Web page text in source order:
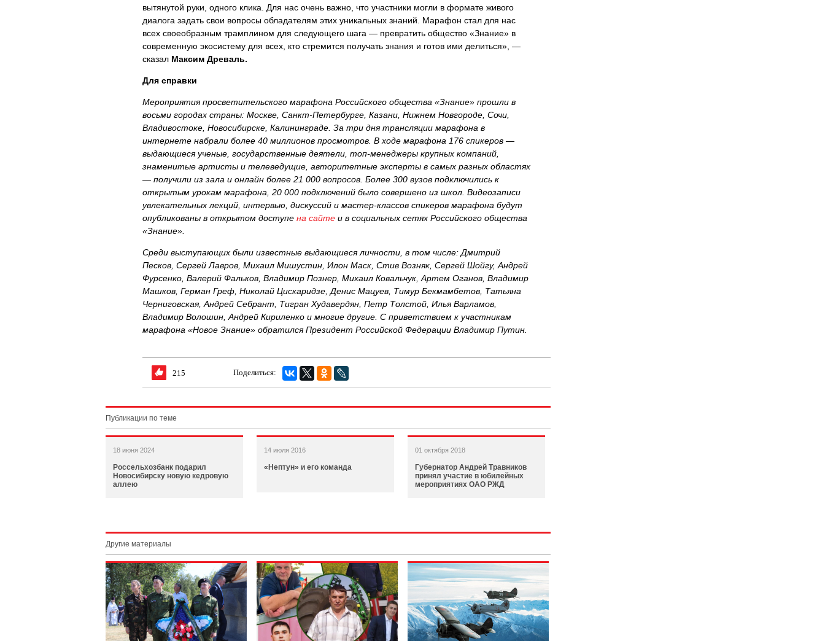
вытянутой руки, одного клика. Для нас очень важно, что участники могли в формате живого
диалога задать свои вопросы обладателям этих уникальных знаний. Марафон стал для нас
всех своеобразным трамплином для следующего шага — превратить общество «Знание» в
современную экосистему для всех, кто стремится получать знания и готов ими делиться», —
сказал Максим Древаль.
Для справки
Мероприятия просветительского марафона Российского общества «Знание» прошли в
восьми городах страны: Москве, Санкт-Петербурге, Казани, Нижнем Новгороде, Сочи,
Владивостоке, Новосибирске, Калининграде. За три дня трансляции марафона в
интернете набрали более 40 миллионов просмотров. В ходе марафона 176 спикеров —
выдающиеся ученые, государственные деятели, топ-менеджеры крупных компаний,
знаменитые артисты и телеведущие, авторитетные эксперты в самых разных областях
— получили из зала и онлайн более 21 000 вопросов. Более 300 вузов подключились к
открытым урокам марафона, 20 000 подключений было совершено из школ. Видеозаписи
увлекательных лекций, интервью, дискуссий и мастер-классов спикеров марафона будут
опубликованы в открытом доступе на сайте и в социальных сетях Российского общества
«Знание».
Среди выступающих были известные выдающиеся личности, в том числе: Дмитрий
Песков, Сергей Лавров, Михаил Мишустин, Илон Маск, Стив Возняк, Сергей Шойгу, Андрей
Фурсенко, Валерий Фальков, Владимир Познер, Михаил Ковальчук, Артем Оганов, Владимир
Машков, Герман Греф, Николай Цискаридзе, Денис Мацуев, Тимур Бекмамбетов, Татьяна
Черниговская, Андрей Себрант, Тигран Худавердян, Петр Толстой, Илья Варламов,
Владимир Волошин, Андрей Кириленко и многие другие. С приветствием к участникам
марафона «Новое Знание» обратился Президент Российской Федерации Владимир Путин.
215 Поделиться:
Публикации по теме
18 июня 2024
Россельхозбанк подарил
Новосибирску новую кедровую
аллею
14 июля 2016
«Нептун» и его команда
01 октября 2018
Губернатор Андрей Травников
принял участие в юбилейных
мероприятиях ОАО РЖД
Другие материалы